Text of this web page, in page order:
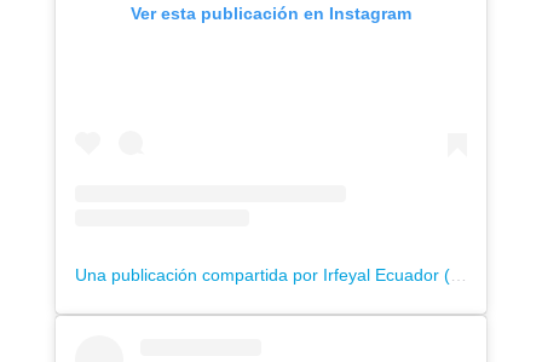
Ver esta publicación en Instagram
Una publicación compartida por Irfeyal Ecuador (@irfeyalecuador)